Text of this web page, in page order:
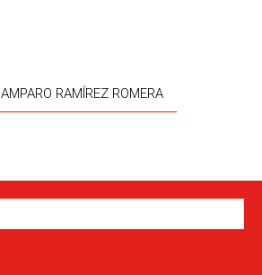
AMPARO RAMÍREZ ROMERA